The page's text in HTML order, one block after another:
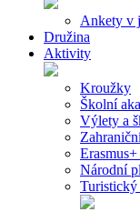
Ankety v
Družina
Aktivity
Kroužky
Školní
Výlety a
Národní
Turistický